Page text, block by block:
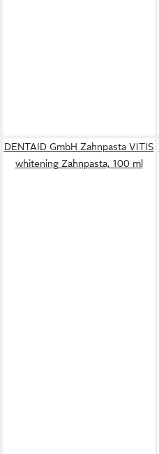
DENTAID GmbH Zahnpasta VITIS
whitening Zahnpasta, 100 ml